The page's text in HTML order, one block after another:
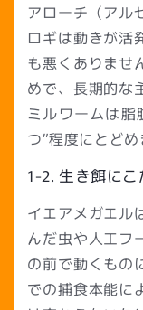
アローチ（アル
ロギは動きが活
も悪くありませ
めで、長期的な
ミルワームは脂
つ”程度にとどめ
1-2. 生き餌に
イエアメガエル
んだ虫や人工フ
の前で動くもの
での捕食本能に